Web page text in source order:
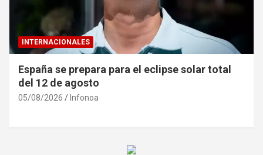
INTERNACIONALES
España se prepara para el eclipse solar total
del 12 de agosto
05/08/2026 Infonoa